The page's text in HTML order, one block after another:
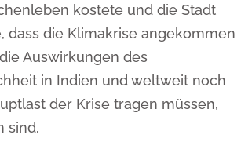
kostete und die Stadt
dass die Klimakrise angekommen
Auswirkungen des
in Indien und weltweit noch
der Krise tragen müssen,
sind.